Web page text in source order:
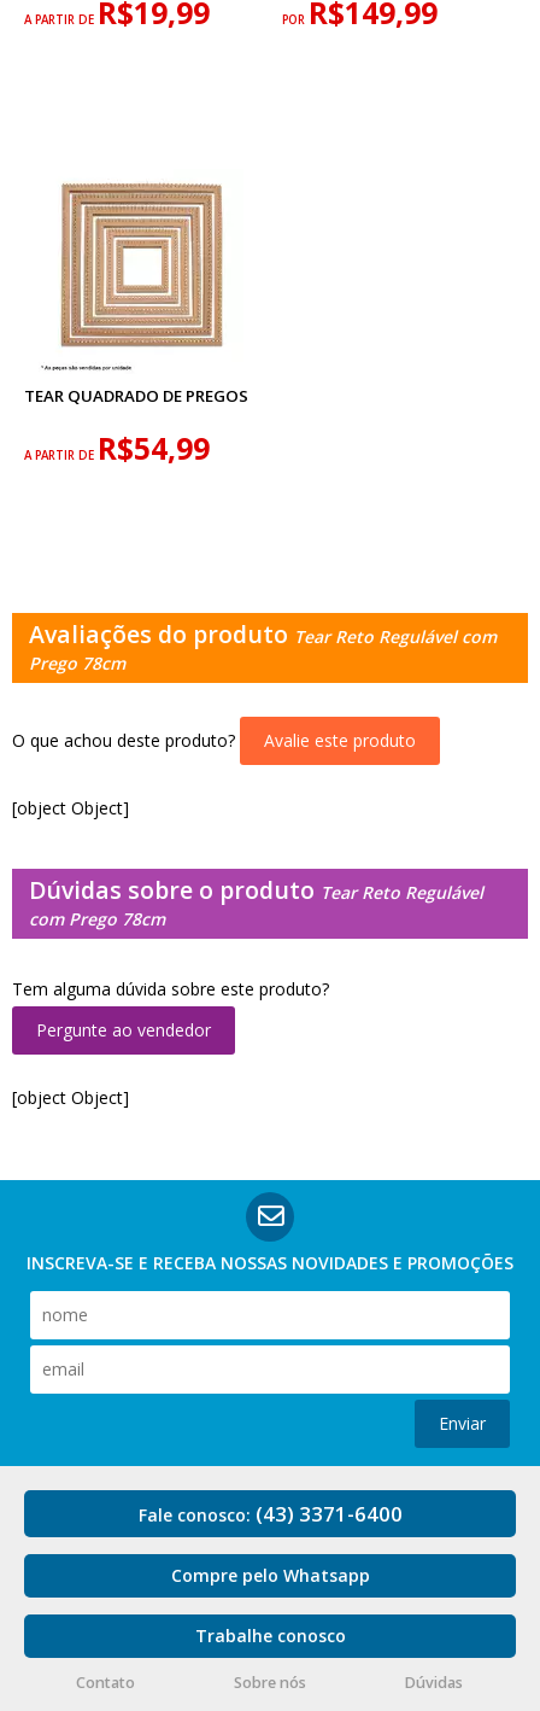
A PARTIR DE R$19,99 POR R$149,99
TEAR QUADRADO DE PREGOS
A PARTIR DE R$54,99
Avaliações do produto Tear Reto Regulável com
Prego 78cm
O que achou deste produto? Avalie este produto
[object Object]
Dúvidas sobre o produto Tear Reto Regulável
com Prego 78cm
Tem alguma dúvida sobre este produto?
Pergunte ao vendedor
[object Object]
INSCREVA-SE E RECEBA NOSSAS NOVIDADES E PROMOÇÕES
Enviar
Fale conosco: (43) 3371-6400
Compre pelo Whatsapp
Trabalhe conosco
Contato Sobre nós Dúvidas